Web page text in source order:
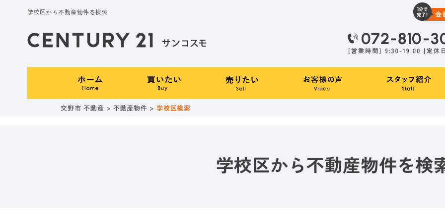
学校区から不動産物件を検索
交野市 不動産 > 不動産物件 >学校区検索
学校区から不動産物件を検